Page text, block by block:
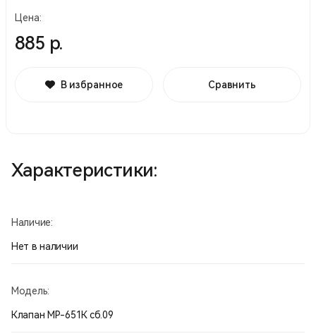
Цена:
885 р.
В избранное Сравнить
Характеристики:
Наличие:
Нет в наличии
Модель:
Клапан МР-651К сб.09